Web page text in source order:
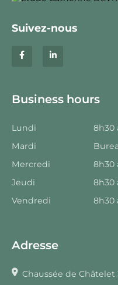
Suivez-nous
Business hours
Lundi
8h30
Mardi
Mercredi
8h30
Jeudi
8h30
Vendredi
8h30
Adresse
Chaussée de Châtelet